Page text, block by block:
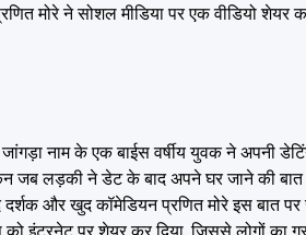
मोरे ने सोशल मीडिया पर एक वीडियो शेयर
नाम के एक बाईस वर्षीय युवक ने अपनी
जब लड़की ने डेट के बाद अपने घर जाने की
और खुद कॉमेडियन प्रणित मोरे इस बात